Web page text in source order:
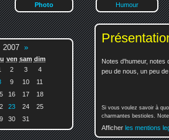
Photo Humour
Notes d'humeur, notes
peu de nous, un peu
Si vous voulez savoir à
charmantes bestioles.
Afficher les mentions
»
ven sam dim
2 3
4
9 10
11
16 17
18
23 24
25
30 31